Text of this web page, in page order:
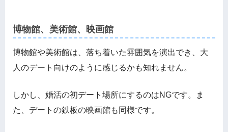
博物館、美術館、映画館
博物館や美術館は、落ち着いた雰囲気を演出でき、大
人のデート向けのように感じるかも知れません。
しかし、婚活の初デート場所にするのはNGです。ま
た、デートの鉄板の映画館も同様です。